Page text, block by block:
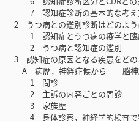
7 認知症診断の基本的な考え
2 うつ病との鑑別診断はどのよう
1 認知症とうつ病の疫学と臨
2 うつ病と認知症の鑑別
3 認知症の原因となる疾患をどの
A 病歴，神経症候から──脳神
1 問診
2 主訴の内容ごとの問診
3 家族歴
4 身体診察，神経学的検査で特